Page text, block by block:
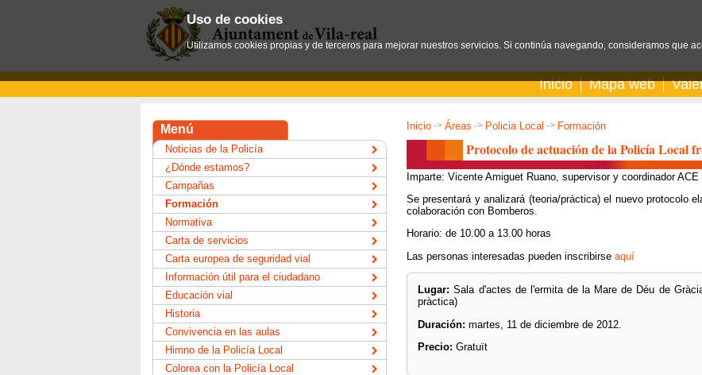
Inicio Mapa web
Inicio -> Áreas -> Policia Local -> Formación
Protocolo de actuación de la Policía Local
Imparte: Vicente Amiguet Ruano, supervisor y coordinador
Se presentará y analizará (teoria/práctica) el nuevo protocolo
colaboración con Bomberos.
Horario: de 10.00 a 13.00 horas
Las personas interesadas pueden inscribirse aquí
Lugar: Sala d'actes de l'ermita de la Mare de Déu de
pràctica)
Duración:martes, 11 de diciembre de 2012.
Precio:Gratuït
Menú
Noticias de la Policía
¿Dónde estamos?
Campañas
Formación
Normativa
Carta de servicios
Carta europea de seguridad vial
Información útil para el ciudadano
Educación vial
Historia
Convivencia en las aulas
Himno de la Policía Local
Colorea con la Policía Local
Uso de cookies
Utilizamos cookies propias y de terceros para mejorar nuestros servicios. Si continúa navegando, consideramos que